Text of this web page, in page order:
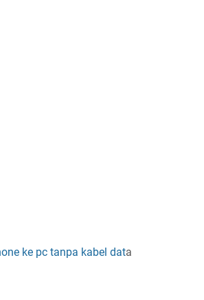
ke pc tanpa kabel data